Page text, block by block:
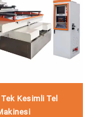
Tek Kesimli Tel